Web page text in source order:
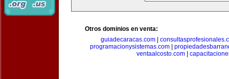
Otros dominios en venta:
guiadecaracas.com
programacionysistemas.com|
ventaalcosto.com|